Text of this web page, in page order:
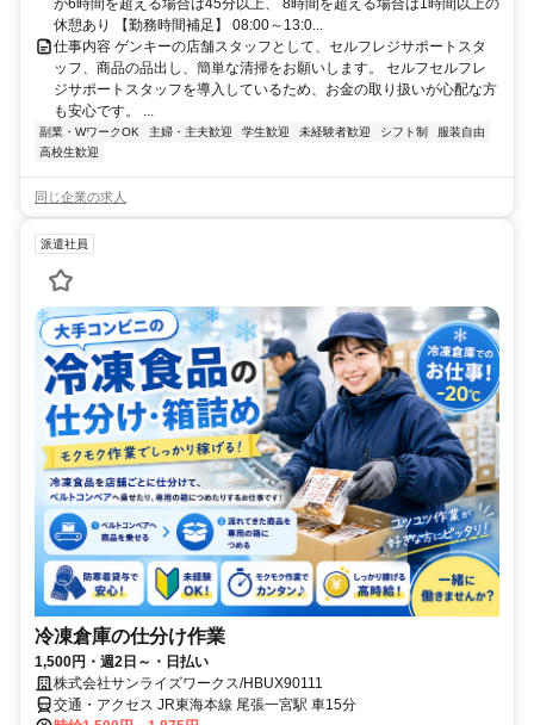
が6時間を超える場合は45分以上、 8時間を超える場合は1時間以上の
休憩あり 【勤務時間補足】 08:00～13:0...
仕事内容 ゲンキーの店舗スタッフとして、セルフレジサポートスタ
ッフ、商品の品出し、簡単な清掃をお願いします。 セルフセルフレ
ジサポートスタッフを導入しているため、お金の取り扱いが心配な方
も安心です。 ...
副業・WワークOK 主婦・主夫歓迎 学生歓迎 未経験者歓迎 シフト制
服装自由
高校生歓迎
同じ企業の求人
派遣社員
冷凍倉庫の仕分け作業
1,500円・週2日～・日払い
株式会社サンライズワークス/HBUX90111
交通・アクセス JR東海本線 尾張一宮駅 車15分